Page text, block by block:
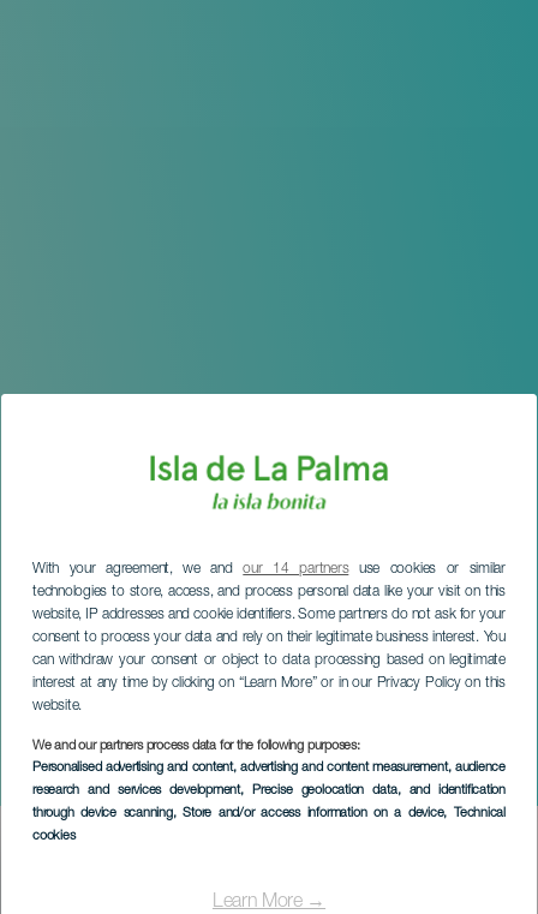
With your agreement, we andour 14 partnersuse cookies or similar
technologies to store, access, and process personal data like your visit on this
website, IP addresses and cookie identifiers. Some partners do not ask for your
consent to process your data and rely on their legitimate business interest. You
can withdraw your consent or object to data processing based on legitimate
interest at any time by clicking on “Learn More” or in our Privacy Policy on this
website.
We and our partners process data for the following purposes:
Personalised advertising and content, advertising and content measurement, audience
research and services development, Precise geolocation data, and identification
through device scanning, Store and/or access information on a device, Technical
cookies
Learn More →
Breña Alta Trail Kids
LA PALMA
Imagen